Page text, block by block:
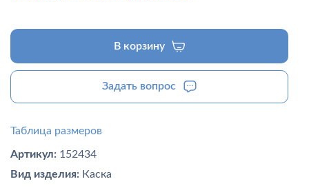
В корзину
Задать вопрос
Таблица размеров
Артикул: 152434
Вид изделия: Каска